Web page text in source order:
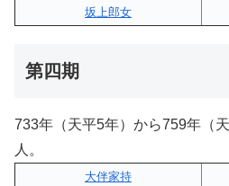
坂上郎女
第四期
733年（天平5年）から759年（
人。
大伴家持